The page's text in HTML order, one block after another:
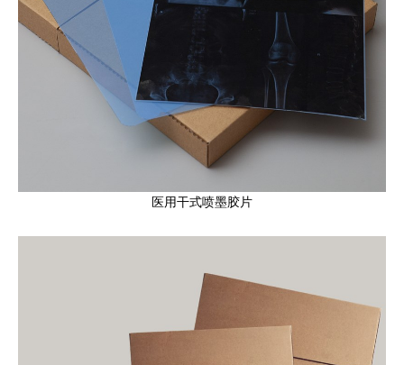
医用干式喷墨胶片